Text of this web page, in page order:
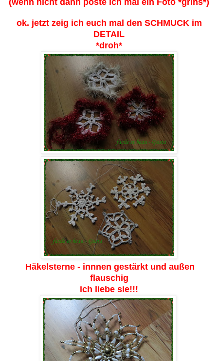
(wenn nicht dann poste ich mal ein Foto *grins*)
ok. jetzt zeig ich euch mal den SCHMUCK im
DETAIL
*droh*
Häkelsterne - innnen gestärkt und außen
flauschig
ich liebe sie!!!